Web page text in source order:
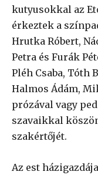
kutyusokkal az
érkeztek a
Hrutka Róbert,
Petra és Furák
Pléh Csaba, Tóth
Halmos Ádám,
prózával vagy
szavaikkal
szakértőjét.
Az est